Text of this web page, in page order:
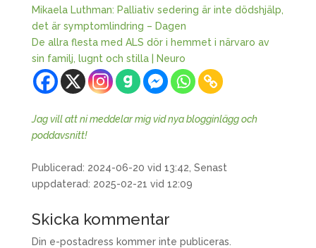
Mikaela Luthman: Palliativ sedering är inte dödshjälp,
det är symptomlindring – Dagen
De allra flesta med ALS dör i hemmet i närvaro av
sin familj, lugnt och stilla | Neuro
Jag vill att ni meddelar mig vid nya blogginlägg och
poddavsnitt!
Publicerad: 2024-06-20 vid 13:42, Senast
uppdaterad: 2025-02-21 vid 12:09
Skicka kommentar
Din e-postadress kommer inte publiceras.